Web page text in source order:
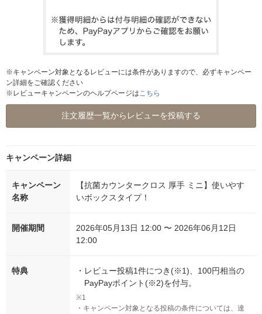
※キャンペーン対象となるレビューには条件がありますので、必ずキャンペー
ン詳細をご確認ください
※レビューキャンペーンのヘルプページはこちら
注文履歴一覧からレビューを投稿する
キャンペーン詳細
キャンペーン
名称
【抗菌カウンタークロス 厚手 ミニ】使いやす
いボックスタイプ！
開催期間
2026年05月13日 12:00 〜 2026年06月12日
12:00
特典 ・ レビュー投稿1件につき(※1)、100円相当の
PayPayポイント(※2)を付与。
※1
・ キャンペーン対象となる投稿の条件については、達